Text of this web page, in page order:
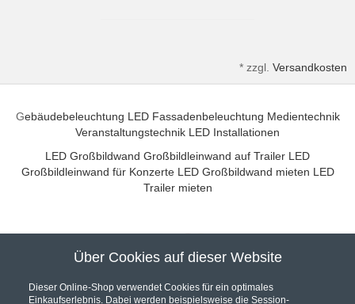
* zzgl. Versandkosten
Gebäudebeleuchtung LED Fassadenbeleuchtung Medientechnik
Veranstaltungstechnik LED Installationen
LED Großbildwand Großbildleinwand auf Trailer LED
Großbildleinwand für Konzerte LED Großbildwand mieten LED
Trailer mieten
Über Cookies auf dieser Website
Dieser Online-Shop verwendet Cookies für ein optimales
Einkaufserlebnis. Dabei werden beispielsweise die Session-